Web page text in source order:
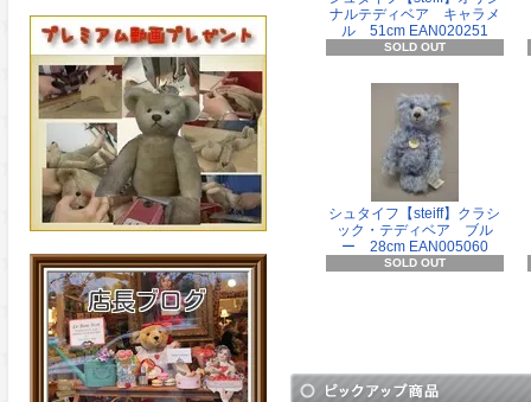
ナルテディベア キャラメ
ル 51cm EAN020251
SOLD OUT
シュタイフ【steiff】クラシ
ック・テディベア ブル
ー 28cm EAN005060
SOLD OUT